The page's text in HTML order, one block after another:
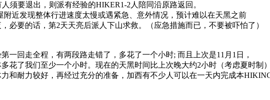
人须要退出，则派有经验的HIKER1-2人陪同沿原路返回。
附近发现整体行进速度太慢或遇紧急、意外情况，预计难以在天黑之前
必要的话，第2天天亮后派人下山求救。（应急措施而已，不要被吓怕了）
第一回走全程，有两段路走错了，多花了一个小时; 而且上次是11月1日，
花了我们至少一个小时。现在的天黑时间比上次晚大约2小时（考虑夏时制）
和耐力较好，再经过充分的准备，加西有不少人可以在一天内完成本HIKING